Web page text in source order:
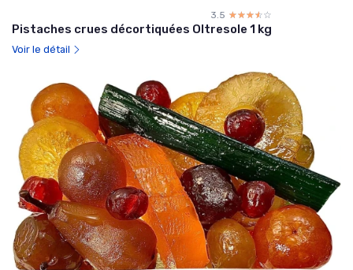
3.5 ☆☆☆☆☆
★★★★★
Pistaches crues décortiquées Oltresole 1 kg
Voir le détail